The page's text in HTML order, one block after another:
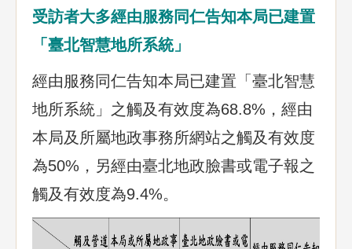
受訪者大多經由服務同仁告知本局已建置
「臺北智慧地所系統」
經由服務同仁告知本局已建置「臺北智慧
地所系統」之觸及有效度為68.8%，經由
本局及所屬地政事務所網站之觸及有效度
為50%，另經由臺北地政臉書或電子報之
觸及有效度為9.4%。